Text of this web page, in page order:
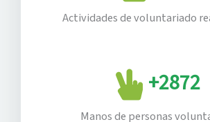
Actividades de voluntariado
+2872
Manos de personas